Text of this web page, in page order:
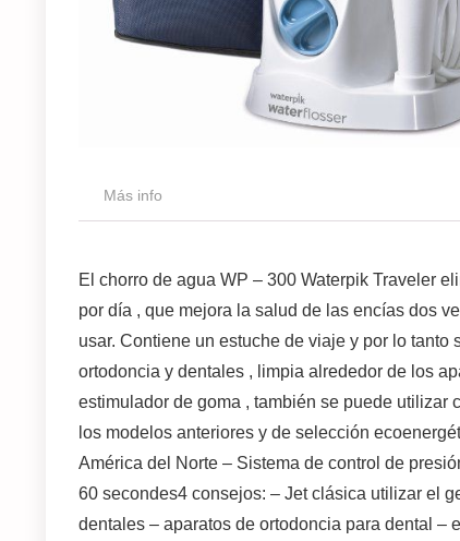
Más info
El chorro de agua WP – 300 Waterpik Traveler
por día , que mejora la salud de las encías dos
usar. Contiene un estuche de viaje y por lo
ortodoncia y dentales , limpia alrededor de los
estimulador de goma , también se puede utilizar
los modelos anteriores y de selección
América del Norte – Sistema de control de
60 secondes4 consejos: – Jet clásica utilizar el
dentales – aparatos de ortodoncia para dental –